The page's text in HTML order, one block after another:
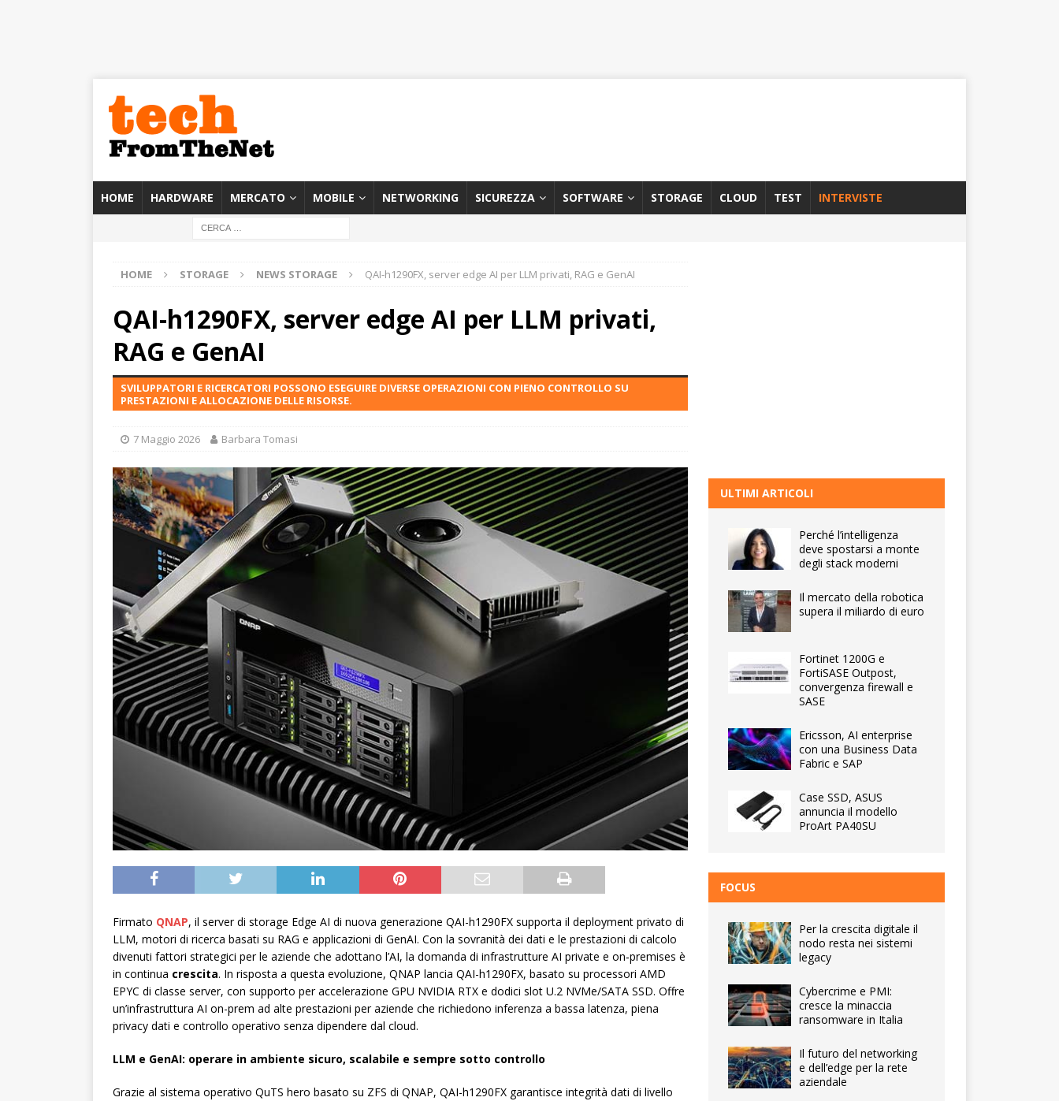
HOME HARDWARE MERCATO MOBILE NETWORKING SICUREZZA SOFTWARE STORAGE CLOUD TEST INTERVISTE
HOME STORAGE NEWS STORAGE QAI-h1290FX, server edge AI per LLM privati, RAG e GenAI
QAI-h1290FX, server edge AI per LLM privati,
RAG e GenAI
SVILUPPATORI E RICERCATORI POSSONO ESEGUIRE DIVERSE OPERAZIONI CON PIENO CONTROLLO SU
PRESTAZIONI E ALLOCAZIONE DELLE RISORSE.
7 Maggio 2026 Barbara Tomasi
Firmato QNAP, il server di storage Edge AI di nuova generazione QAI-h1290FX supporta il deployment privato di
LLM, motori di ricerca basati su RAG e applicazioni di GenAI. Con la sovranità dei dati e le prestazioni di calcolo
divenuti fattori strategici per le aziende che adottano l’AI, la domanda di infrastrutture AI private e on‑premises è
in continua crescita. In risposta a questa evoluzione, QNAP lancia QAI-h1290FX, basato su processori AMD
EPYC di classe server, con supporto per accelerazione GPU NVIDIA RTX e dodici slot U.2 NVMe/SATA SSD. Offre
un’infrastruttura AI on-prem ad alte prestazioni per aziende che richiedono inferenza a bassa latenza, piena
privacy dati e controllo operativo senza dipendere dal cloud.
LLM e GenAI: operare in ambiente sicuro, scalabile e sempre sotto controllo
Grazie al sistema operativo QuTS hero basato su ZFS di QNAP, QAI-h1290FX garantisce integrità dati di livello
ULTIMI ARTICOLI
Perché l’intelligenza
deve spostarsi a monte
degli stack moderni
Il mercato della robotica
supera il miliardo di euro
Fortinet 1200G e
FortiSASE Outpost,
convergenza firewall e
SASE
Ericsson, AI enterprise
con una Business Data
Fabric e SAP
Case SSD, ASUS
annuncia il modello
ProArt PA40SU
FOCUS
Per la crescita digitale il
nodo resta nei sistemi
legacy
Cybercrime e PMI:
cresce la minaccia
ransomware in Italia
Il futuro del networking
e dell’edge per la rete
aziendale